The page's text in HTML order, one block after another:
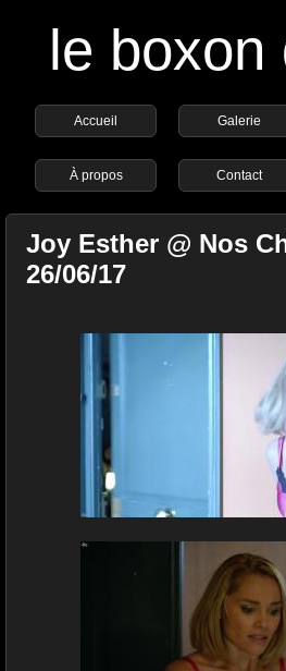
le boxon
Accueil Galerie
À propos Contact
Joy Esther @ Nos
26/06/17